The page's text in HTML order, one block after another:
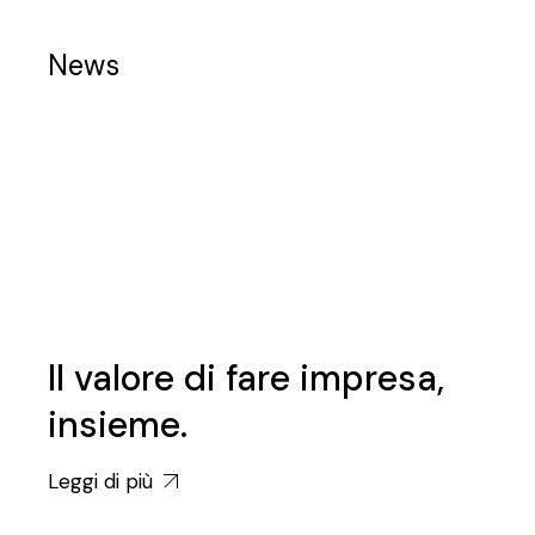
News
Il valore di fare impresa,
insieme.
Leggi di più